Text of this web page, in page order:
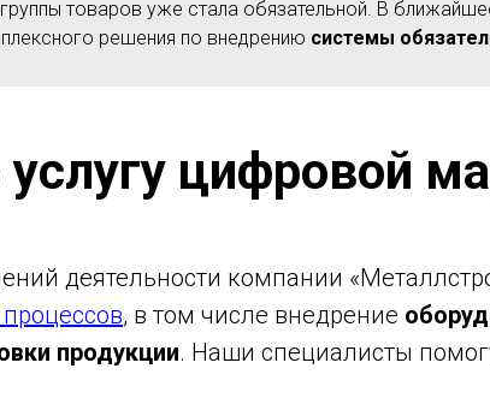
товаров уже стала обязательной. В
решения по внедрению системы
услугу цифровой
деятельности компании
, в том числе внедрение
продукции. Наши специалисты